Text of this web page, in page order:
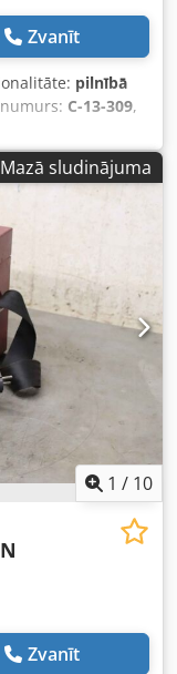
Zvanīt
pilnībā
C-13-309,
iegādāties
un pulēšanas
skapja un divām
ar robotu
piemērots
Ac Terf
• Ražošanas
cm • Darba
6 bāri • Darba
strāva:
komplekts: 3
skapi
Mazā sludinājuma
1 / 10
Zvanīt